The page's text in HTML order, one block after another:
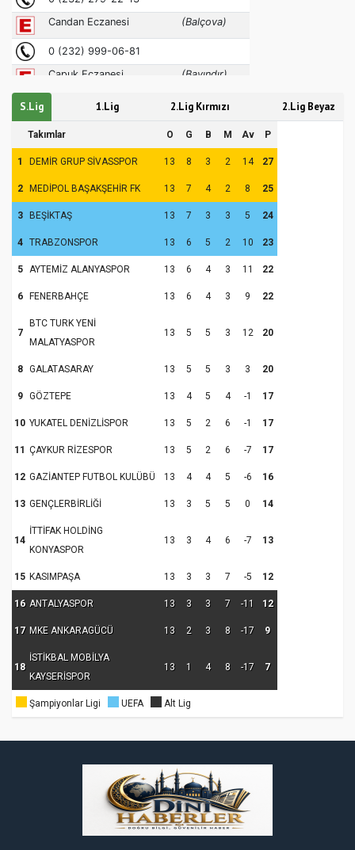
S.Lig 1.Lig 2.Lig Kırmızı 2.Lig Beyaz
Takımlar O G B M Av P
1 DEMİR GRUP SİVASSPOR 13 8 3 2 14 27
2 MEDİPOL BAŞAKŞEHİR FK 13 7 4 2 8 25
3 BEŞİKTAŞ 13 7 3 3 5 24
4 TRABZONSPOR 13 6 5 2 10 23
5 AYTEMİZ ALANYASPOR 13 6 4 3 11 22
6 FENERBAHÇE 13 6 4 3 9 22
7
BTC TURK YENİ
MALATYASPOR
13 5 5 3 12 20
8 GALATASARAY 13 5 5 3 3 20
9 GÖZTEPE 13 4 5 4 -1 17
10 YUKATEL DENİZLİSPOR 13 5 2 6 -1 17
11 ÇAYKUR RİZESPOR 13 5 2 6 -7 17
12 GAZİANTEP FUTBOL KULÜBÜ 13 4 4 5 -6 16
13 GENÇLERBİRLİĞİ 13 3 5 5 0 14
14
İTTİFAK HOLDİNG
KONYASPOR
13 3 4 6 -7 13
15 KASIMPAŞA 13 3 3 7 -5 12
16 ANTALYASPOR 13 3 3 7 -11 12
17 MKE ANKARAGÜCÜ 13 2 3 8 -17 9
18
İSTİKBAL MOBİLYA
KAYSERİSPOR
13 1 4 8 -17 7
Şampiyonlar Ligi UEFA Alt Lig